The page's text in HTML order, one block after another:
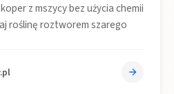
z mszycy bez użycia chemii
roślinę roztworem szarego